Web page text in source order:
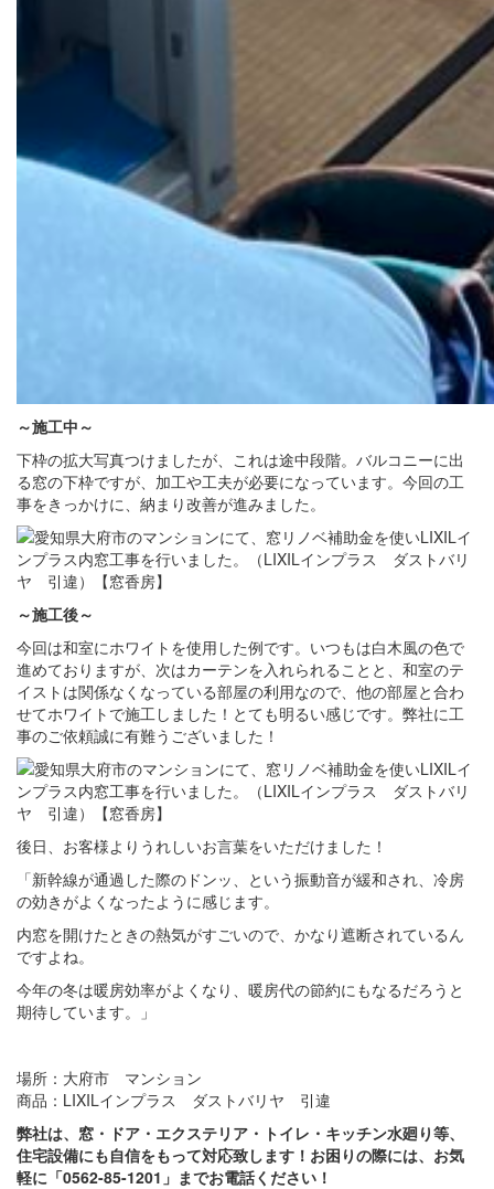
～施工中～
下枠の拡大写真つけましたが、これは途中段階。バルコニーに出
る窓の下枠ですが、加工や工夫が必要になっています。今回の工
事をきっかけに、納まり改善が進みました。
～施工後～
今回は和室にホワイトを使用した例です。いつもは白木風の色で
進めておりますが、次はカーテンを入れられることと、和室のテ
イストは関係なくなっている部屋の利用なので、他の部屋と合わ
せてホワイトで施工しました！とても明るい感じです。弊社に工
事のご依頼誠に有難うございました！
後日、お客様よりうれしいお言葉をいただけました！
「新幹線が通過した際のドンッ、という振動音が緩和され、冷房
の効きがよくなったように感じます。
内窓を開けたときの熱気がすごいので、かなり遮断されているん
ですよね。
今年の冬は暖房効率がよくなり、暖房代の節約にもなるだろうと
期待しています。」
場所：大府市 マンション
商品：LIXILインプラス ダストバリヤ 引違
弊社は、窓・ドア・エクステリア・トイレ・キッチン水廻り等、
住宅設備にも自信をもって対応致します！お困りの際には、お気
軽に「0562-85-1201」までお電話ください！